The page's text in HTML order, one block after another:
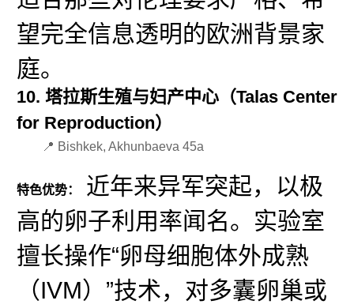
望完全信息透明的欧洲背景家
庭。
10. 塔拉斯生殖与妇产中心（Talas Center
for Reproduction）
📍 Bishkek, Akhunbaeva 45a
特色优势：
近年来异军突起，以极
高的卵子利用率闻名。实验室
擅长操作“卵母细胞体外成熟
（IVM）”技术，对多囊卵巢或